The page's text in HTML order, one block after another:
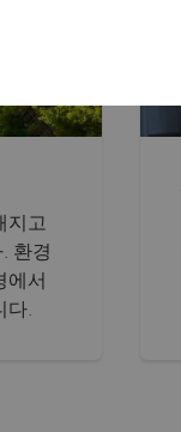
지고
환경
에서
다.